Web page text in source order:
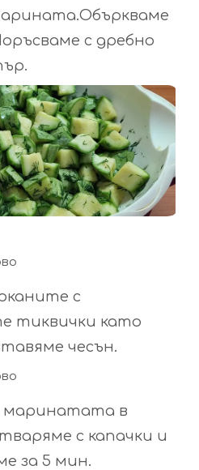
с дребно
с
тиквички като
чесън.
маринатата в
с капачки и
за 5 мин.